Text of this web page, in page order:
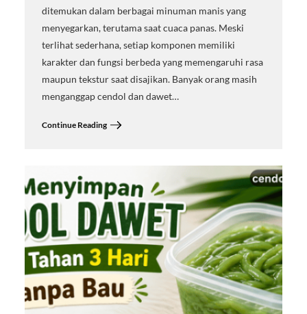
ditemukan dalam berbagai minuman manis yang
menyegarkan, terutama saat cuaca panas. Meski
terlihat sederhana, setiap komponen memiliki
karakter dan fungsi berbeda yang memengaruhi rasa
maupun tekstur saat disajikan. Banyak orang masih
menganggap cendol dan dawet…
Continue Reading